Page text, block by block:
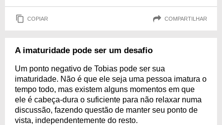
COPIAR COMPARTILHAR
A imaturidade pode ser um desafio
Um ponto negativo de Tobias pode ser sua
imaturidade. Não é que ele seja uma pessoa imatura o
tempo todo, mas existem alguns momentos em que
ele é cabeça-dura o suficiente para não relaxar numa
discussão, fazendo questão de manter seu ponto de
vista, independentemente do resto.